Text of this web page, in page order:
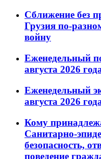
Сближение без
Грузия по-
войну
Еженедельный
августа 2026
Еженедельный
августа 2026
Кому
Санитарно-
безопасность,
поведение